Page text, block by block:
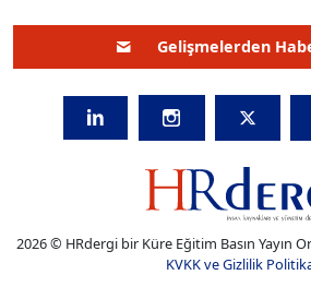
Gelişmelerden
2026 © HRdergi bir Küre Eğitim Basın Yayın
KVKK ve Gizlilik